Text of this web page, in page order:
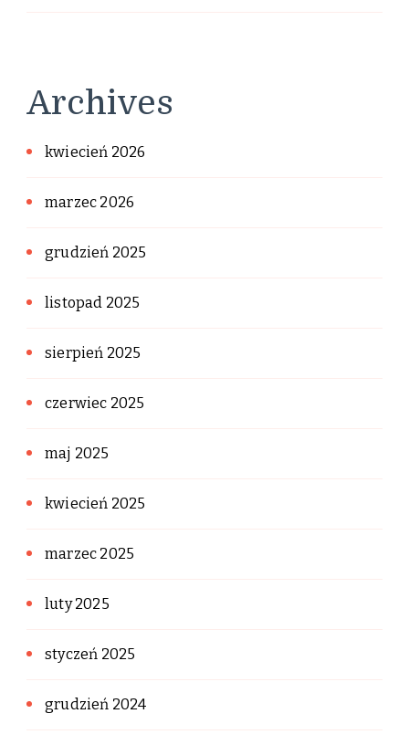
Archives
kwiecień 2026
marzec 2026
grudzień 2025
listopad 2025
sierpień 2025
czerwiec 2025
maj 2025
kwiecień 2025
marzec 2025
luty 2025
styczeń 2025
grudzień 2024